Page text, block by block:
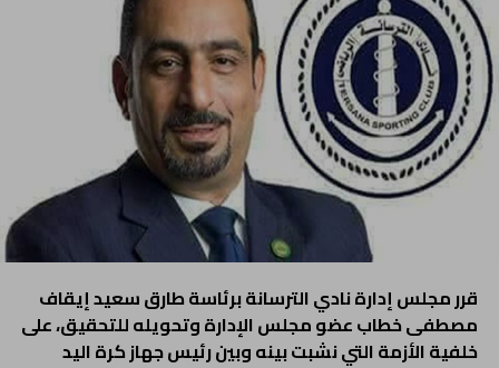
قرر مجلس إدارة نادي الترسانة برئاسة طارق سعيد إيقاف
مصطفى خطاب عضو مجلس الإدارة وتحويله للتحقيق، على
خلفية الأزمة التي نشبت بينه وبين رئيس جهاز كرة اليد